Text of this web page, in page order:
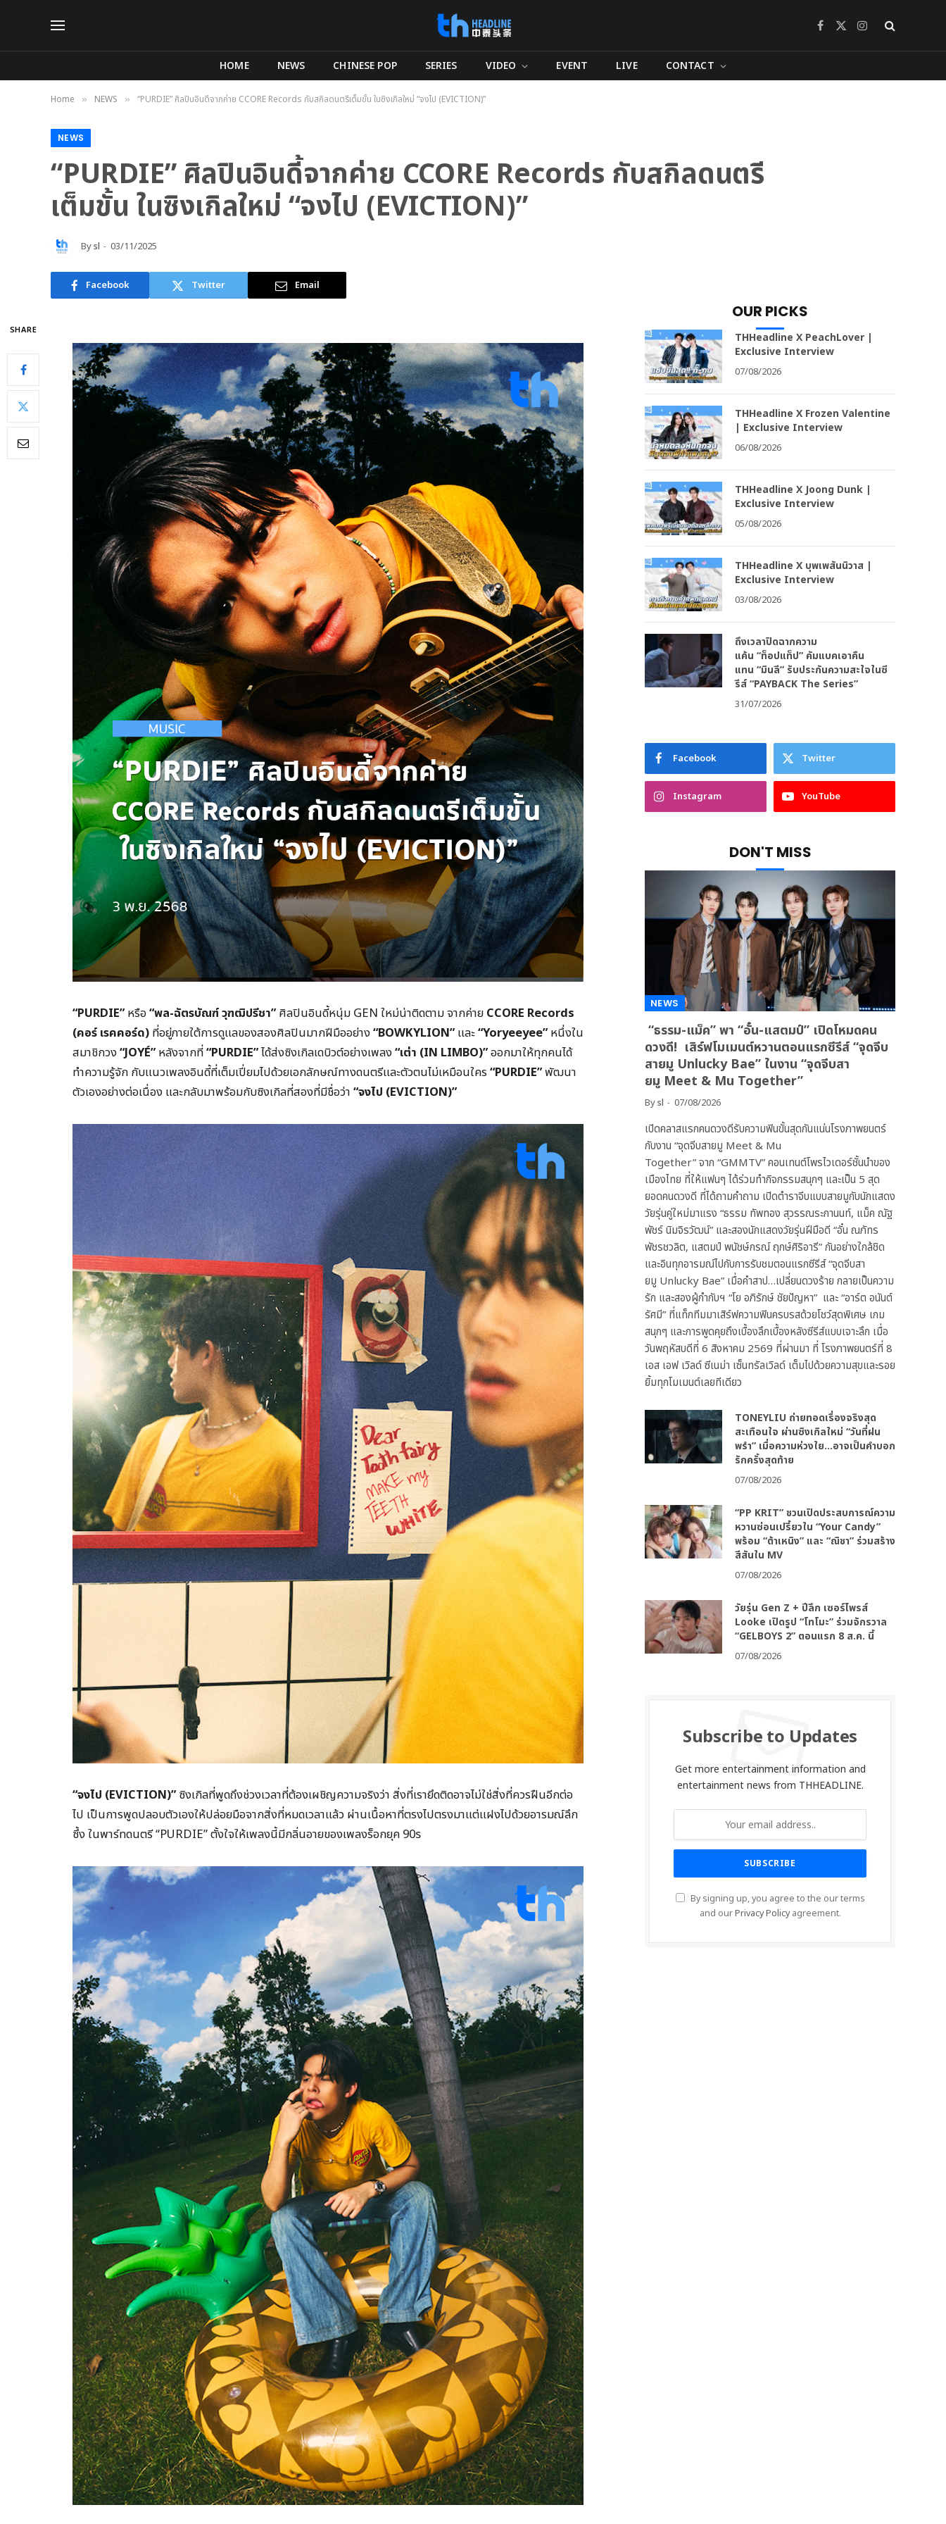
Facebook
X
Instagram
HOME NEWS CHINESE POP SERIES VIDEO EVENT LIVE CONTACT
Home » NEWS » “PURDIE” ศิลปินอินดี้จากค่าย CCORE Records กับสกิลดนตรีเต็มขั้น ในซิงเกิลใหม่ “จงไป (EVICTION)”
NEWS
“PURDIE” ศิลปินอินดี้จากค่าย CCORE Records กับสกิลดนตรี
เต็มขั้น ในซิงเกิลใหม่ “จงไป (EVICTION)”
Bysl 03/11/2025
Facebook Twitter Email
SHARE
“PURDIE” หรือ“พล-ฉัตรบัณฑ์ วุฑฒิปรีชา” ศิลปินอินดี้หนุ่ม GEN ใหม่น่าติดตาม จากค่าย CCORE Records
(คอร์ เรคคอร์ด) ที่อยู่ภายใต้การดูแลของสองศิลปินมากฝีมืออย่าง“BOWKYLION” และ“Yoryeeyee” หนึ่งใน
สมาชิกวง“JOYÉ” หลังจากที่“PURDIE”ได้ส่งซิงเกิลเดบิวต์อย่างเพลง“เต่า (IN LIMBO)”ออกมาให้ทุกคนได้
ทำความรู้จัก กับแนวเพลงอินดี้ที่เต็มเปี่ยมไปด้วยเอกลักษณ์ทางดนตรีและตัวตนไม่เหมือนใคร “PURDIE”พัฒนา
ตัวเองอย่างต่อเนื่อง และกลับมาพร้อมกับซิงเกิลที่สองที่มีชื่อว่า “จงไป (EVICTION)”
“จงไป (EVICTION)” ซิงเกิลที่พูดถึงช่วงเวลาที่ต้องเผชิญความจริงว่า สิ่งที่เรายึดติดอาจไม่ใช่สิ่งที่ควรฝืนอีกต่อ
ไป เป็นการพูดปลอบตัวเองให้ปล่อยมือจากสิ่งที่หมดเวลาแล้ว ผ่านเนื้อหาที่ตรงไปตรงมาแต่แฝงไปด้วยอารมณ์ลึก
ซึ้ง ในพาร์ทดนตรี “PURDIE” ตั้งใจให้เพลงนี้มีกลิ่นอายของเพลงร็อกยุค 90s
OUR PICKS
THHeadline X PeachLover |
Exclusive Interview
07/08/2026
THHeadline X Frozen Valentine
| Exclusive Interview
06/08/2026
THHeadline X Joong Dunk |
Exclusive Interview
05/08/2026
THHeadline X บุพเพสันนิวาส |
Exclusive Interview
03/08/2026
ถึงเวลาปิดฉากความ
แค้น “ท็อปแท็ป” คัมแบคเอาคืน
แทน “มินลี” รับประกันความสะใจในซี
รีส์ “PAYBACK The Series”
31/07/2026
Facebook Twitter
Instagram YouTube
DON'T MISS
NEWS
“ธรรม-แม็ค” พา “อั๋น-แสตมป์” เปิดโหมดคน
ดวงดี! เสิร์ฟโมเมนต์หวานตอนแรกซีรีส์ “จุดจีบ
สายมู Unlucky Bae” ในงาน “จุดจีบสา
ยมู Meet & Mu Together”
Bysl 07/08/2026
เปิดคลาสแรกคนดวงดีรับความฟินขั้นสุดกันแน่นโรงภาพยนตร์
กับงาน “จุดจีบสายมู Meet & Mu
Together” จาก “GMMTV” คอนเทนต์โพรไวเดอร์ชั้นนำของ
เมืองไทย ที่ให้แฟนๆ ได้ร่วมทำกิจกรรมสนุกๆ และเป็น 5 สุด
ยอดคนดวงดี ที่ได้ถามคำถาม เปิดตำราจีบแบบสายมูกับนักแสดง
วัยรุ่นคู่ใหม่มาแรง “ธรรม ทัพทอง สุวรรณระกานนท์, แม็ค ณัฐ
พัชร์ นิมจิรวัฒน์” และสองนักแสดงวัยรุ่นฝีมือดี “อั๋น ณภัทร
พัชรชวลิต, แสตมป์ พนัชษ์กรณ์ ฤกษ์ศิริอารี” กันอย่างใกล้ชิด
และอินทุกอารมณ์ไปกับการรับชมตอนแรกซีรีส์ “จุดจีบสา
ยมู Unlucky Bae” เมื่อคำสาป…เปลี่ยนดวงร้าย กลายเป็นความ
รัก และสองผู้กำกับฯ “โย อภิรักษ์ ชัยปัญหา” และ “อาร์ต อนันต์
รัศมี” ที่แท็กทีมมาเสิร์ฟความฟินครบรสด้วยโชว์สุดพิเศษ เกม
สนุกๆ และการพูดคุยถึงเบื้องลึกเบื้องหลังซีรีส์แบบเจาะลึก เมื่อ
วันพฤหัสบดีที่ 6 สิงหาคม 2569 ที่ผ่านมา ที่ โรงภาพยนตร์ที่ 8
เอส เอฟ เวิลด์ ซีเนม่า เซ็นทรัลเวิลด์ เต็มไปด้วยความสุขและรอย
ยิ้มทุกโมเมนต์เลยทีเดียว
TONEYLIU ถ่ายทอดเรื่องจริงสุด
สะเทือนใจ ผ่านซิงเกิลใหม่ “วันที่ฝน
พรำ” เมื่อความห่วงใย…อาจเป็นคำบอก
รักครั้งสุดท้าย
07/08/2026
“PP KRIT” ชวนเปิดประสบการณ์ความ
หวานซ่อนเปรี้ยวใน “Your Candy”
พร้อม “ต้าเหนิง” และ “ณิชา” ร่วมสร้าง
สีสันใน MV
07/08/2026
วัยรุ่น Gen Z + ปีลึก เซอร์ไพรส์
Looke เปิดรูป “โทโมะ” ร่วมจักรวาล
“GELBOYS 2” ตอนแรก 8 ส.ค. นี้
07/08/2026
Subscribe to Updates
Get more entertainment information and
entertainment news from THHEADLINE.
By signing up, you agree to the our terms
and ourPrivacy Policyagreement.